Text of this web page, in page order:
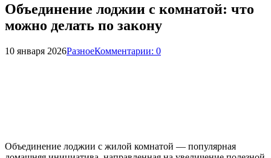
Объединение лоджии с комнатой: что
можно делать по закону
10 января 2026РазноеКомментарии: 0
Объединение лоджии с жилой комнатой — популярная